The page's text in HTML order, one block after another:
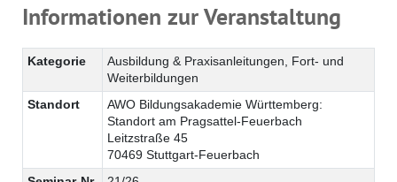
Informationen zur Veranstaltung
Kategorie
Ausbildung & Praxisanleitungen, Fort- und
Weiterbildungen
Standort
AWO Bildungsakademie Württemberg:
Standort am Pragsattel-Feuerbach
Leitzstraße 45
70469 Stuttgart-Feuerbach